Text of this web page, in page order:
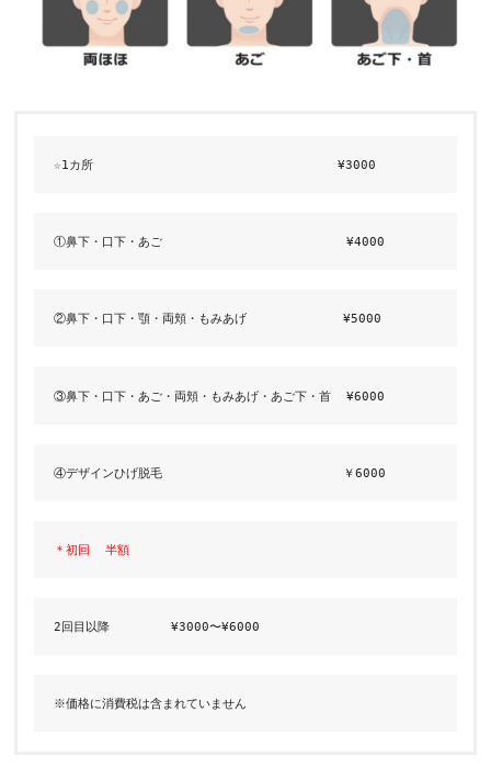
☆1カ所  　　　　　　　　　　　　　　　　　　　¥3000
①鼻下・口下・あご 　　　　　　　　　　　　　　 ¥4000
②鼻下・口下・顎・両頬・もみあげ　　　　　　　　¥5000
③鼻下・口下・あご・両頬・もみあげ・あご下・首  ¥6000
④デザインひげ脱毛　　　　　　　　　　　　　　　￥6000
＊初回 半額
2回目以降        ¥3000〜¥6000
※価格に消費税は含まれていません